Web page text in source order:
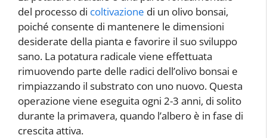
del processo di coltivazione di un olivo bonsai,
poiché consente di mantenere le dimensioni
desiderate della pianta e favorire il suo sviluppo
sano. La potatura radicale viene effettuata
rimuovendo parte delle radici dell’olivo bonsai e
rimpiazzando il substrato con uno nuovo. Questa
operazione viene eseguita ogni 2-3 anni, di solito
durante la primavera, quando l’albero è in fase di
crescita attiva.